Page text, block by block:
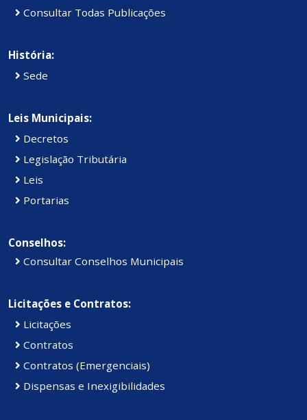
Consultar Todas Publicações
História:
Sede
Leis Municipais:
Decretos
Legislação Tributária
Leis
Portarias
Conselhos:
Consultar Conselhos Municipais
Licitações e Contratos:
Licitações
Contratos
Contratos (Emergenciais)
Dispensas e Inexigibilidades